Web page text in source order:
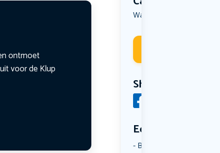
Wandelen
Share
Een aantal
Borrelen
ontmoet
voor de Klup